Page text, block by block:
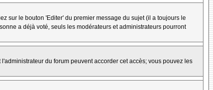
sur le bouton 'Editer' du premier message du sujet (il a toujours le
a déjà voté, seuls les modérateurs et administrateurs pourront
du forum peuvent accorder cet accès; vous pouvez les